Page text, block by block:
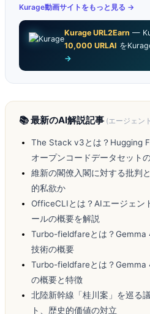
Kurage動画サイトをもっと見る →
Kurage URL2Earn —
10,000 URLAI を
→
📚 最新のAI解説記事 (エージェン
The Stack v3とは？Hugging
オープンコードデータセット
維新の閣僚入閣に対する批判
的私欲か
OfficeCLIとは？AIエージェン
ールの概要を解説
Turbo-fieldfareとは？Gemma
技術の概要
Turbo-fieldfareとは？Gemma
の概要と特徴
北陸新幹線「桂川案」を巡る
ト、歴史的価値の対立